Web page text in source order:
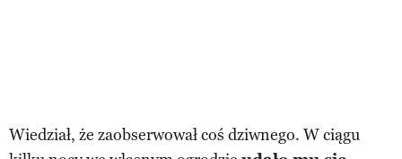
Wiedział, że zaobserwował coś dziwnego. W ciągu